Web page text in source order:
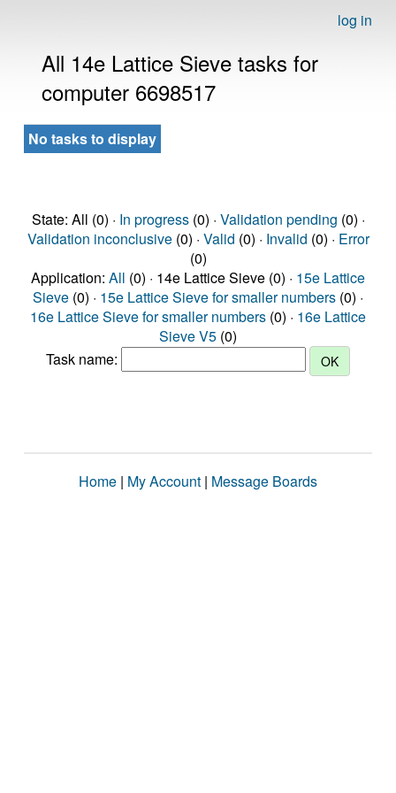
log in
All 14e Lattice Sieve tasks for
computer 6698517
No tasks to display
State: All (0) · In progress(0) · Validation pending (0) ·
Validation inconclusive(0) · Valid (0) · Invalid (0) · Error
(0)
Application: All (0) · 14e Lattice Sieve (0) · 15e Lattice
Sieve (0) · 15e Lattice Sieve for smaller numbers (0) ·
16e Lattice Sieve for smaller numbers (0) · 16e Lattice
Sieve V5 (0)
Task name:
Home | My Account | Message Boards